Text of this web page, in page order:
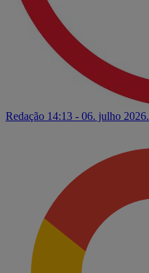
Redação 14:13 - 06. julho 2026.